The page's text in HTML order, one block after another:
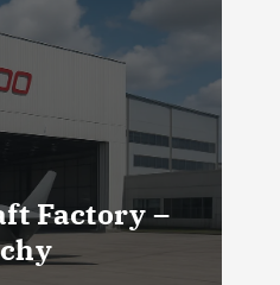
koncepcje
napędowych